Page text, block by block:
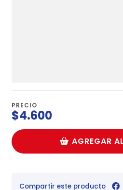
PRECIO
$4.600
AGREGAR
Compartir este producto